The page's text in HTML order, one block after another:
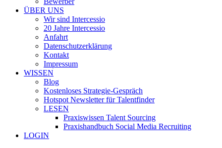
ÜBER UNS
Wir sind Intercessio
20 Jahre Intercessio
Anfahrt
Datenschutzerklärung
Kontakt
Impressum
WISSEN
Blog
Kostenloses Strategie-Gespräch
Hotspot Newsletter für Talentfinder
LESEN
Praxiswissen Talent Sourcing
Praxishandbuch Social Media Recruiting
LOGIN